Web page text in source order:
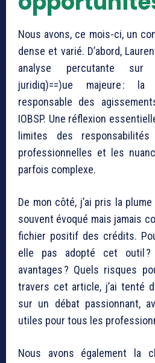
Nous avons, ce mois-ci, un
dense et varié. D’abord,
analyse percutante sur
juridiq)==)ue majeure :
responsable des
IOBSP. Une réflexion
limites des
professionnelles et les
parfois complexe.
De mon côté, j’ai pris la
souvent évoqué mais jamais
fichier positif des crédits.
elle pas adopté cet outil
avantages ? Quels risques
travers cet article, j’ai tenté
sur un débat passionnant,
utiles pour tous les
Nous avons également la